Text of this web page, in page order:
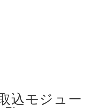
込モジュー